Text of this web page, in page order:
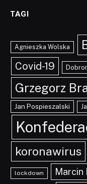
TAGI
Agnieszka Wolska
Covid-19
Grzegorz
Jan Pospieszalski
koronawirus
lockdown Marcin